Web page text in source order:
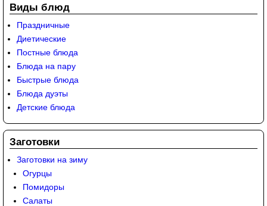
Виды блюд
Праздничные
Диетические
Постные блюда
Блюда на пару
Быстрые блюда
Блюда дуэты
Детские блюда
Заготовки
Заготовки на зиму
Огурцы
Помидоры
Салаты